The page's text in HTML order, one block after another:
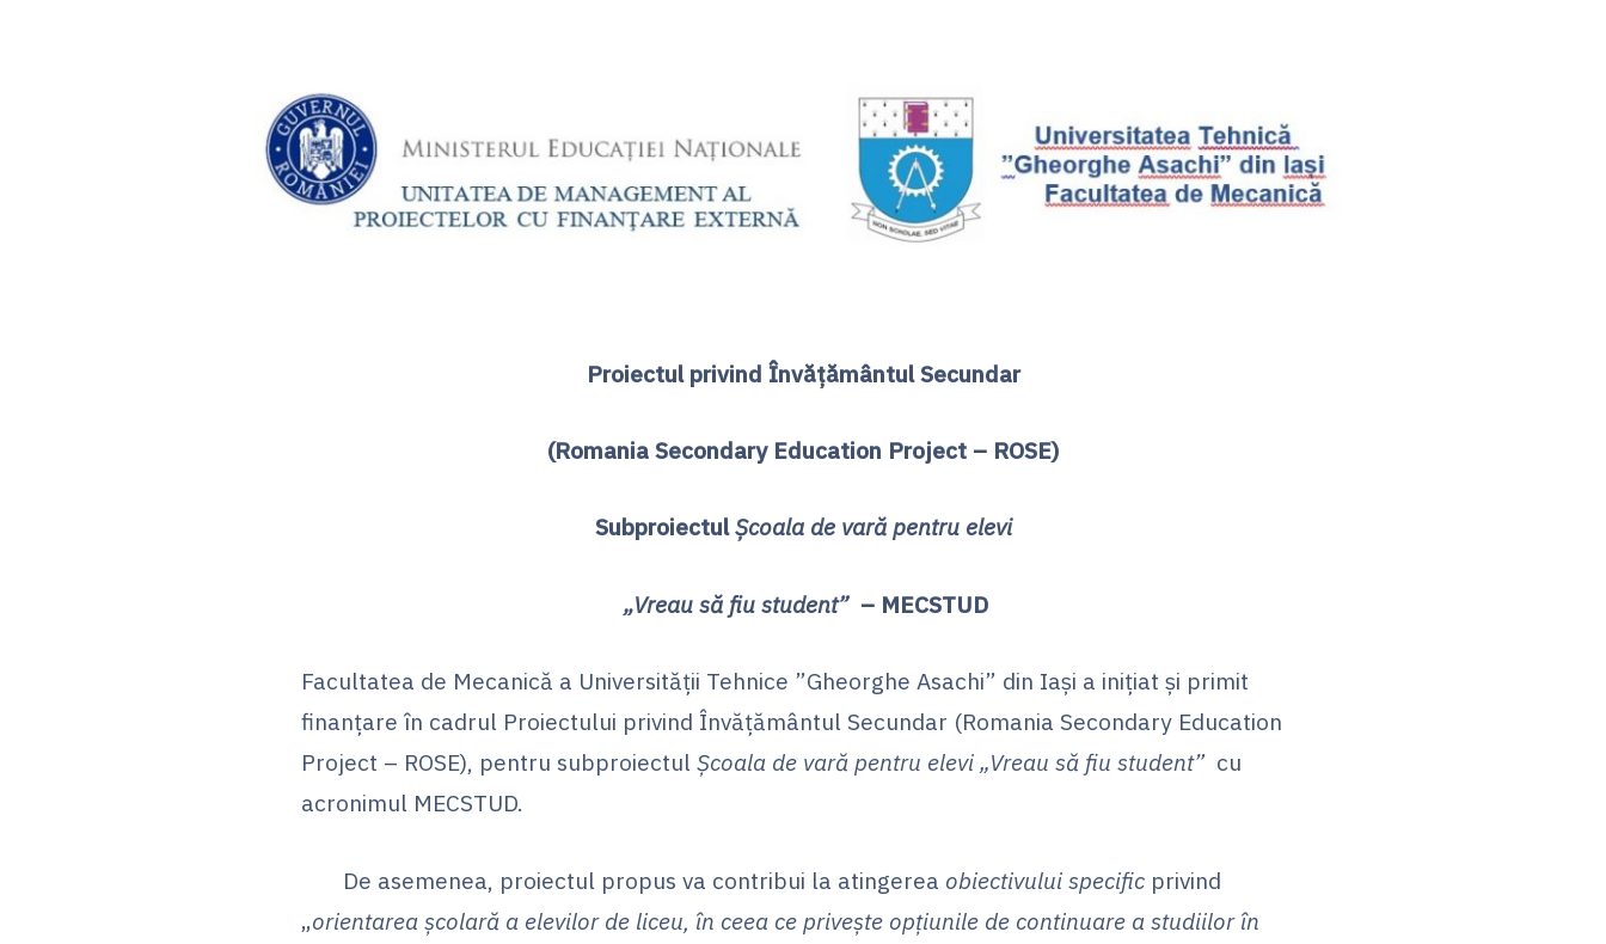
Proiectul privind Învățământul Secundar
(Romania Secondary Education Project – ROSE)
SubproiectulŞcoala de vară pentru elevi
„Vreau să fiu student” – MECSTUD
Facultatea de Mecanică a Universității Tehnice ”Gheorghe Asachi” din Iași a inițiat și primit
finanțare în cadrul Proiectului privind Învățământul Secundar (Romania Secondary Education
Project – ROSE), pentru subproiectul Școala de vară pentru elevi „Vreau să fiu student” cu
acronimul MECSTUD.
De asemenea, proiectul propus va contribui la atingerea obiectivului specific privind
„orientarea școlară a elevilor de liceu, în ceea ce privește opțiunile de continuare a studiilor în